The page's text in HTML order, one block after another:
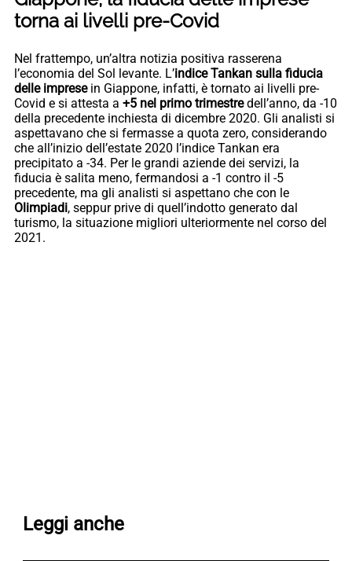
torna ai livelli pre-Covid
Nel frattempo, un’altra notizia positiva rasserena
l’economia del Sol levante. L’indice Tankan sulla fiducia
delle imprese in Giappone, infatti, è tornato ai livelli pre-
Covid e si attesta a +5 nel primo trimestredell’anno, da -10
della precedente inchiesta di dicembre 2020. Gli analisti si
aspettavano che si fermasse a quota zero, considerando
che all’inizio dell’estate 2020 l’indice Tankan era
precipitato a -34. Per le grandi aziende dei servizi, la
fiducia è salita meno, fermandosi a -1 contro il -5
precedente, ma gli analisti si aspettano che con le
Olimpiadi, seppur prive di quell’indotto generato dal
turismo, la situazione migliori ulteriormente nel corso del
2021.
Leggi anche